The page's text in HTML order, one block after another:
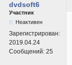
dvdsoft6
Участник
Неактивен
Зарегистрирован:
2019.04.24
Сообщений: 25